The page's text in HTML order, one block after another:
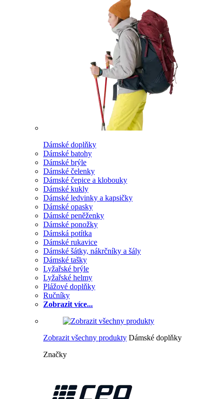
Dámské doplňky
Dámské batohy
Dámské brýle
Dámské čelenky
Dámské čepice a klobouky
Dámské kukly
Dámské ledvinky a kapsičky
Dámské opasky
Dámské peněženky
Dámské ponožky
Dámská potítka
Dámské rukavice
Dámské šátky, nákrčníky a šály
Dámské tašky
Lyžařské brýle
Lyžařské helmy
Plážové doplňky
Ručníky
Zobrazit více...
Zobrazit všechny produkty Dámské doplňky
Značky